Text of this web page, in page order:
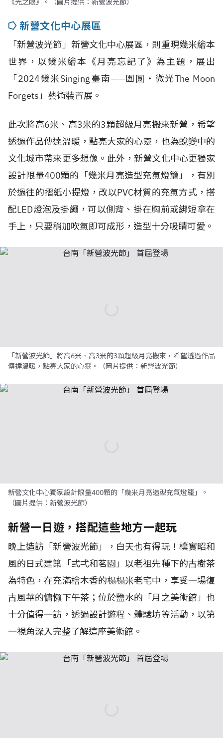
《光之眼》。（圖片提供：新營波光節）
⭔ 新營文化中心展區
「新營波光節」新營文化中心展區，則重現幾米繪本
世界，以幾米繪本《月亮忘記了》為主題，展出
「2024幾米Singing臺南——團圓‧微光The Moon
Forgets」藝術裝置展。
此次將高6米、高3米的3顆超級月亮搬來新營，希望
透過作品傳達溫暖，點亮大家的心靈，也為蛻變中的
文化城市帶來更多想像。此外，新營文化中心更獨家
設計限量400顆的「幾米月亮造型充氣燈籠」，有別
於過往的摺紙小提燈，改以PVC材質的充氣方式，搭
配LED燈泡及掛繩，可以側背、掛在胸前或綁短拿在
手上，只要稍加吹氣即可成形，造型十分吸睛可愛。
「新營波光節」將高6米、高3米的3顆超級月亮搬來，希望透過作品
傳達溫暖，點亮大家的心靈。（圖片提供：新營波光節）
新營文化中心獨家設計限量400顆的「幾米月亮造型充氣燈籠」。
（圖片提供：新營波光節）
新營一日遊，搭配這些地方一起玩
晚上造訪「新營波光節」，白天也有得玩！樸實昭和
風的日式建築「弎弌和茗園」以老祖先種下的古樹茶
為特色，在充滿檜木香的榻榻米老宅中，享受一場復
古風華的慵懶下午茶；位於鹽水的「月之美術館」也
十分值得一訪，透過設計遊程、體驗坊等活動，以第
一視角深入完整了解這座美術館。